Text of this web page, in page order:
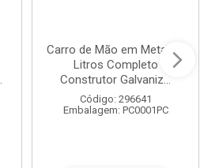
Carro de Mão em Metal 60
Litros Completo
Construtor Galvaniz...
Código: 296641
Embalagem: PC0001PC